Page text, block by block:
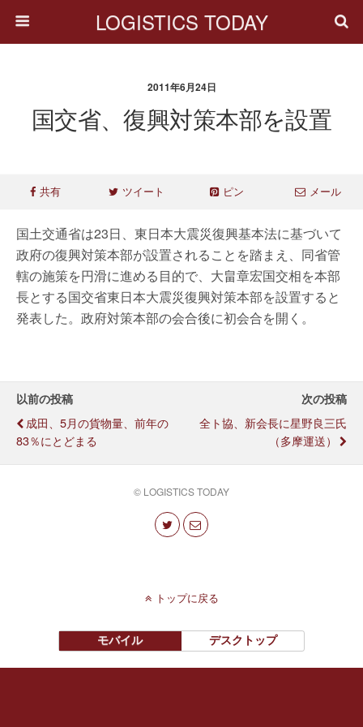
LOGISTICS TODAY
2011年6月24日
国交省、復興対策本部を設置
共有 ツイート ピン メール
国土交通省は23日、東日本大震災復興基本法に基づいて
政府の復興対策本部が設置されることを踏まえ、同省管
轄の施策を円滑に進める目的で、大畠章宏国交相を本部
長とする国交省東日本大震災復興対策本部を設置すると
発表した。政府対策本部の会合後に初会合を開く。
以前の投稿
成田、5月の貨物量、前年の
83％にとどまる
次の投稿
全ト協、新会長に星野良三氏
（多摩運送）
© LOGISTICS TODAY
トップに戻る
モバイル デスクトップ